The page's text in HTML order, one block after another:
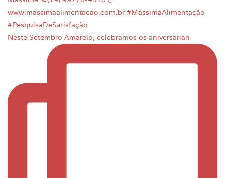
Neste Setembro Amarelo, celebramos os aniversarian